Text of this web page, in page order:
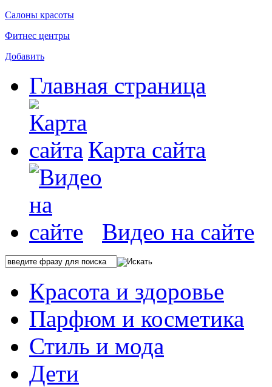
Салоны красоты
Фитнес центры
Добавить
Главная страница
Карта сайта
Видео на сайте
Красота и здоровье
Парфюм и косметика
Стиль и мода
Дети